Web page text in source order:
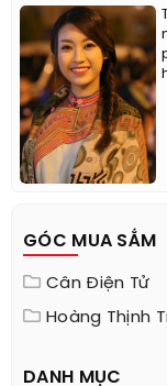
GÓC MUA SẮM
Cân Điện Tử
Hoàng Thịnh
DANH MỤC